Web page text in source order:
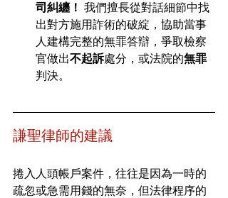
司糾纏！ 我們擅長從對話細節中找
出對方施用詐術的破綻，協助當事
人建構完整的無罪答辯，爭取檢察
官做出不起訴處分，或法院的無罪
判決。
謙聖律師的建議
捲入人頭帳戶案件，往往是因為一時的
疏忽或急需用錢的無奈，但法律程序的